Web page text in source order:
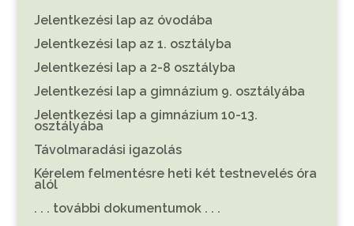
Jelentkezési lap az óvodába
Jelentkezési lap az 1. osztályba
Jelentkezési lap a 2-8 osztályba
Jelentkezési lap a gimnázium 9. osztályába
Jelentkezési lap a gimnázium 10-13.
osztályába
Távolmaradási igazolás
Kérelem felmentésre heti két testnevelés óra
alól
. . . további dokumentumok . . .